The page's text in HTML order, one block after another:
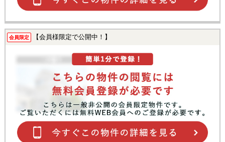
会員限定 【会員様限定で公開中！】